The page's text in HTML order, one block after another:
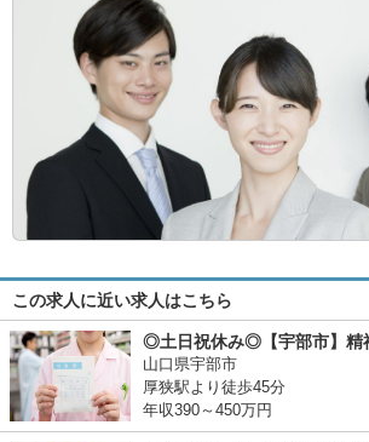
この求人に近い求人はこちら
◎土日祝休み◎【宇部市】
山口県宇部市
厚狭駅より徒歩45分
年収390～450万円